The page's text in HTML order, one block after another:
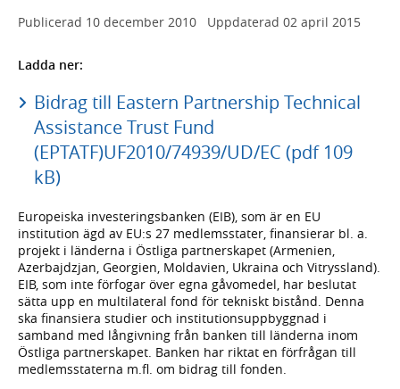
Publicerad 10 december 2010 Uppdaterad 02 april 2015
Ladda ner:
Bidrag till Eastern Partnership Technical
Assistance Trust Fund
(EPTATF)UF2010/74939/UD/EC (pdf 109
kB)
Europeiska investeringsbanken (EIB), som är en EU
institution ägd av EU:s 27 medlemsstater, finansierar bl. a.
projekt i länderna i Östliga partnerskapet (Armenien,
Azerbajdzjan, Georgien, Moldavien, Ukraina och Vitryssland).
EIB, som inte förfogar över egna gåvomedel, har beslutat
sätta upp en multilateral fond för tekniskt bistånd. Denna
ska finansiera studier och institutionsuppbyggnad i
samband med långivning från banken till länderna inom
Östliga partnerskapet. Banken har riktat en förfrågan till
medlemsstaterna m.fl. om bidrag till fonden.